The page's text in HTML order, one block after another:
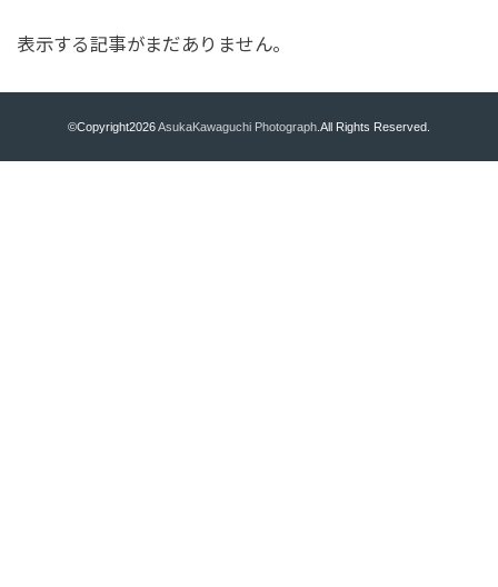
表示する記事がまだありません。
©Copyright2026AsukaKawaguchi Photograph.All Rights Reserved.